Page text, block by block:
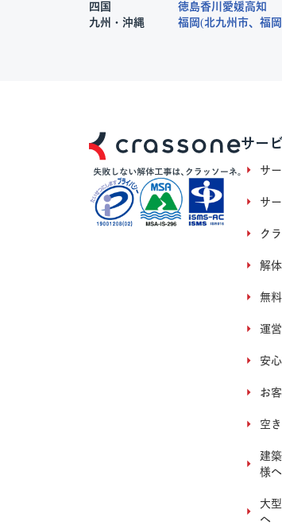
四国
徳島香川 愛媛高知
九州・沖縄
福岡 北九州市 福
サー
サ
サ
ク
解
無
運
安
お
空
建
様へ
大
へ